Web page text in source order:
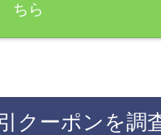
ちら
クーポンを調